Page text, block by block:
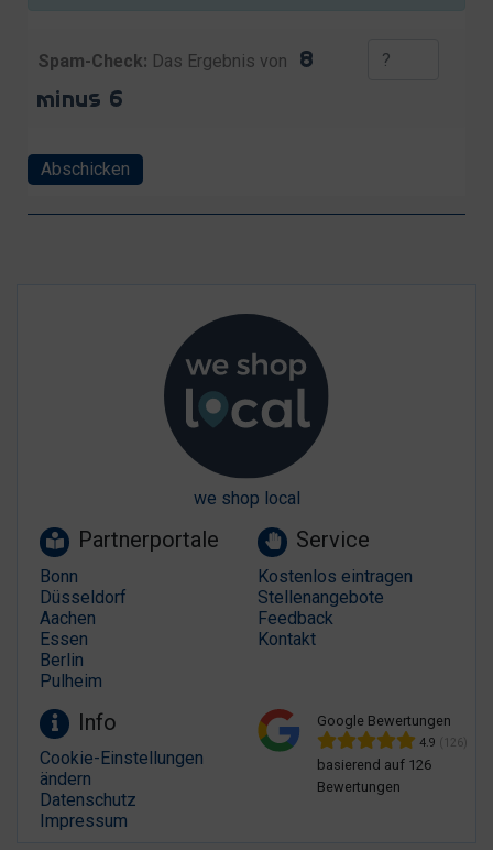
Spam-Check: Das Ergebnis von
Abschicken
we shop local
Partnerportale
Bonn
Düsseldorf
Aachen
Essen
Berlin
Pulheim
Service
Kostenlos eintragen
Stellenangebote
Feedback
Kontakt
Info
Cookie-Einstellungen
ändern
Datenschutz
Impressum
Google Bewertungen
4.9 (126)
basierend auf 126
Bewertungen